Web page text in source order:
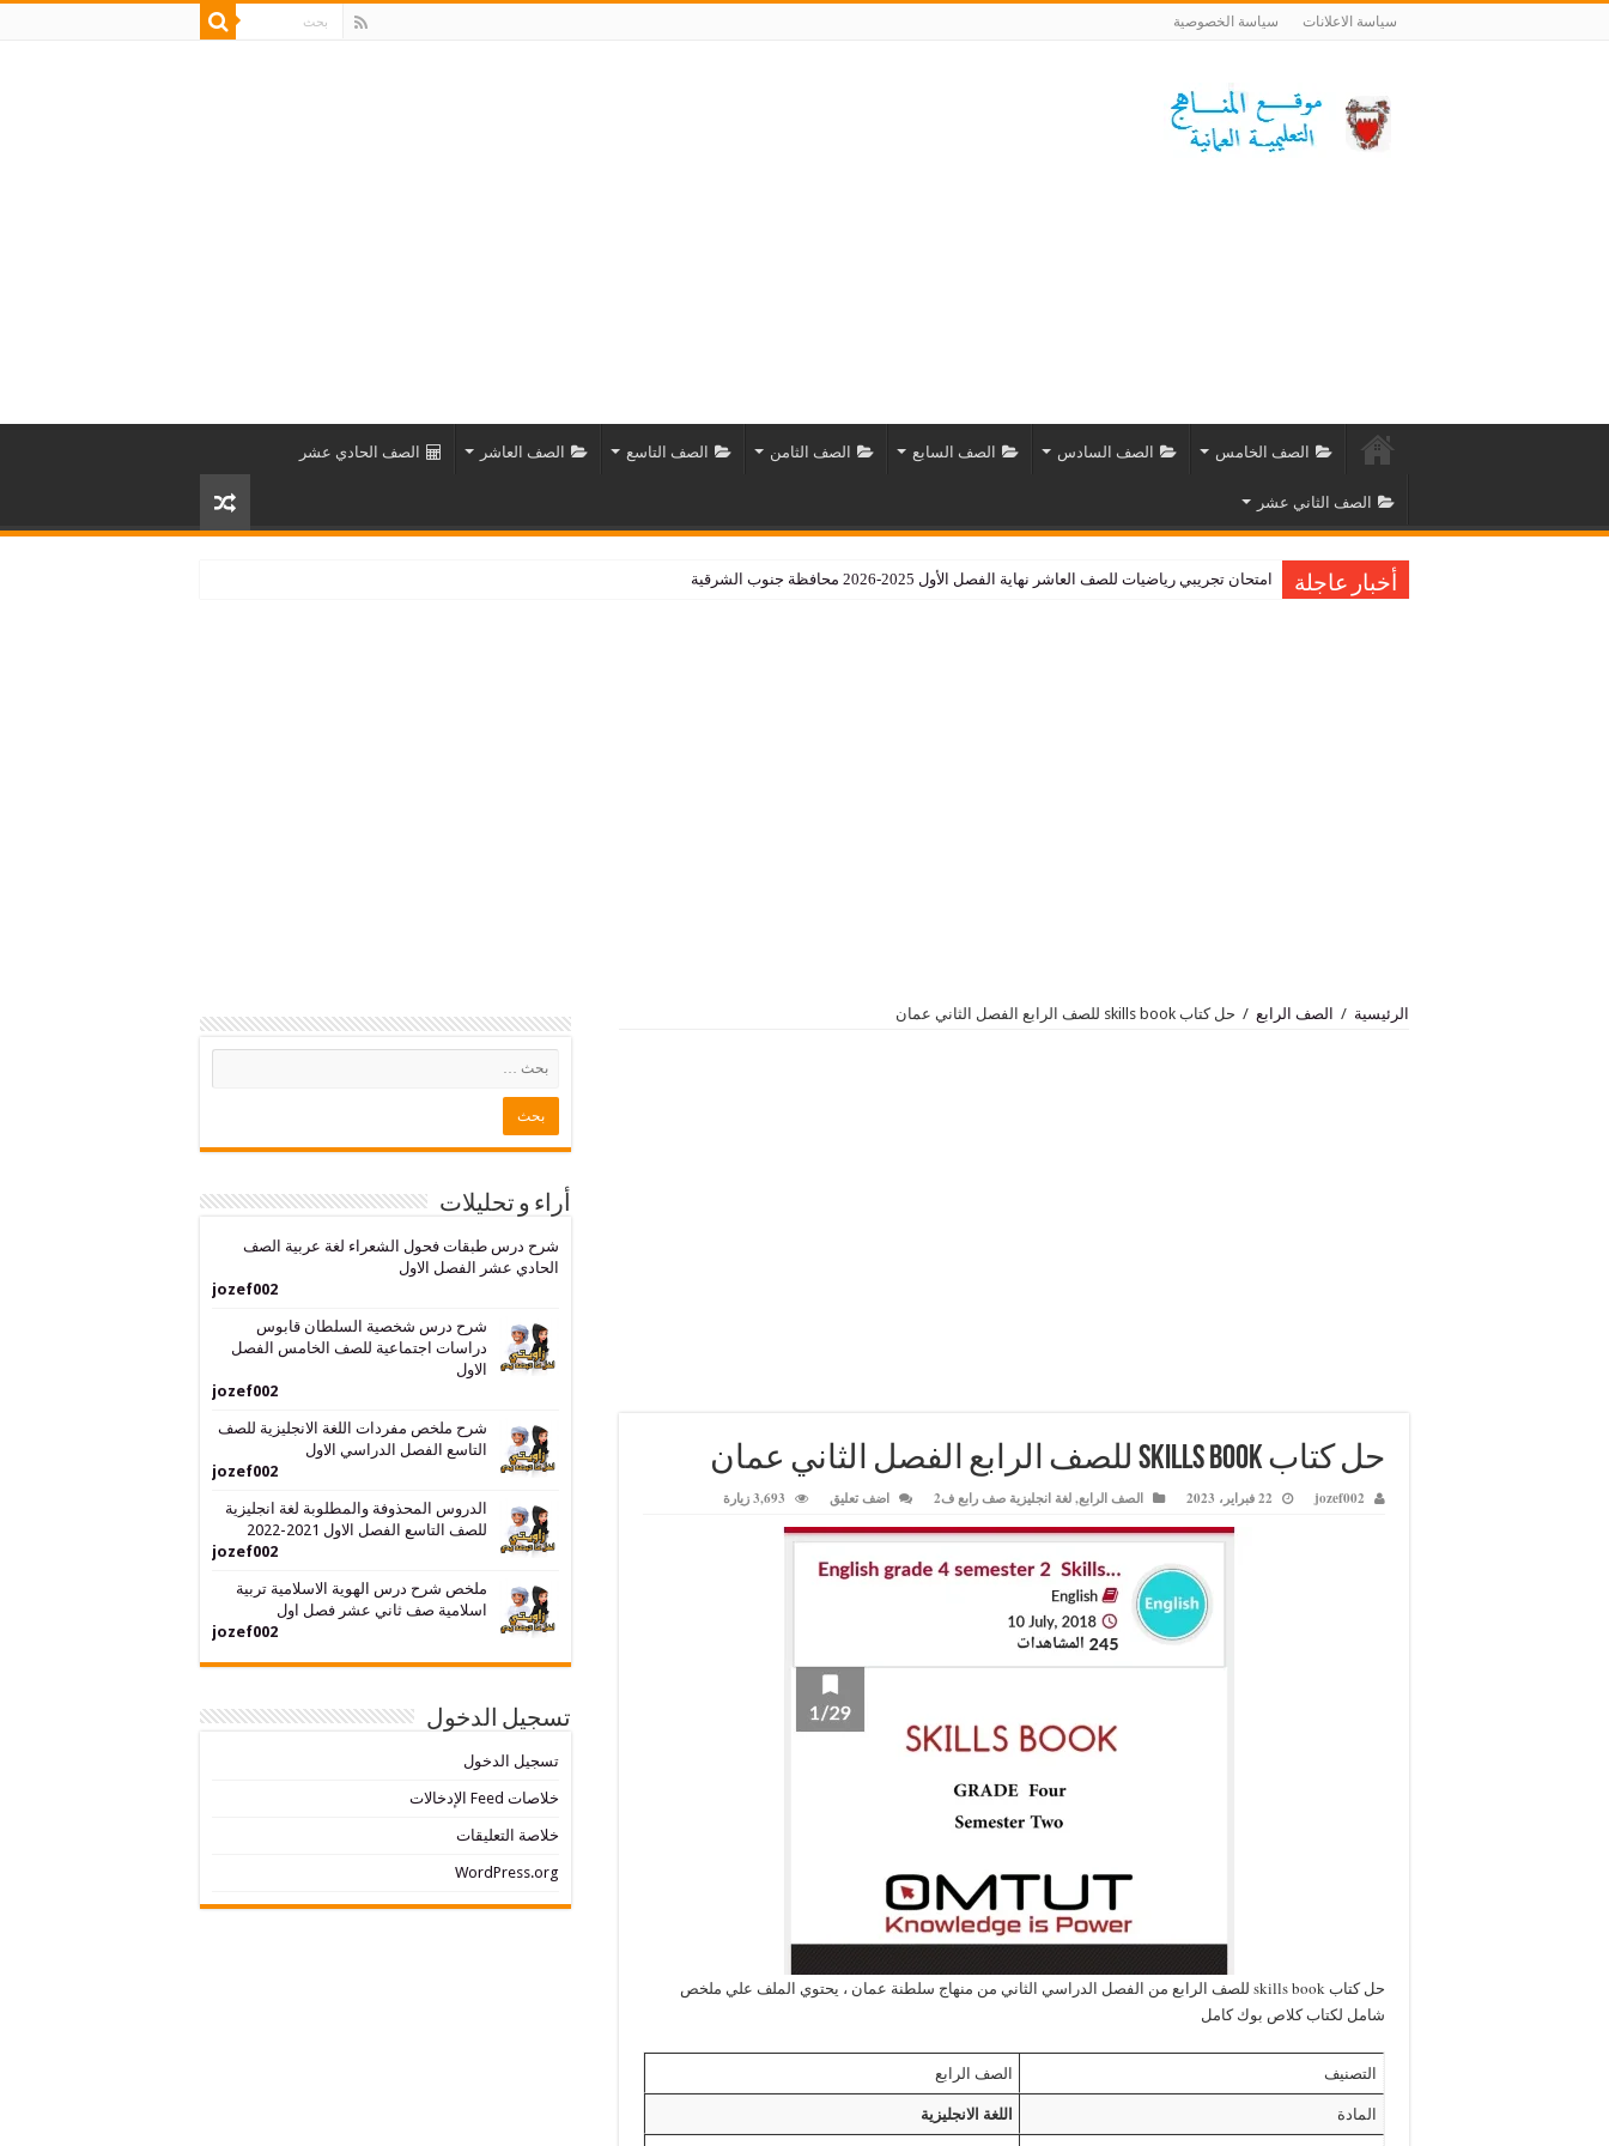
سياسة الاعلانات سياسة الخصوصية
الصف الخامس الصف السادس الصف السابع الصف الثامن الصف التاسع الصف العاشر الصف الحادي عشر
الصف الثاني عشر
أخبار عاجلة امتحان تجريبي رياضيات للصف العاشر نهاية الفصل الأول 2025-2026 محافظة جنوب الشرقية
الرئيسية / الصف الرابع / حل كتاب skills book للصف الرابع الفصل الثاني عمان
حل كتاب skills book للصف الرابع الفصل الثاني عمان
jozef002 22 فبراير، 2023 الصف الرابع,لغة انجليزية صف رابع ف2 اضف تعليق 3,693 زيارة
حل كتاب skills book للصف الرابع من الفصل الدراسي الثاني من منهاج سلطنة عمان ، يحتوي الملف علي ملخص
شامل لكتاب كلاص بوك كامل
التصنيف
الصف الرابع
المادة
اللغة الانجليزية
أراء و تحليلات
شرح درس طبقات فحول الشعراء لغة عربية الصف
الحادي عشر الفصل الاول
jozef002
شرح درس شخصية السلطان قابوس
دراسات اجتماعية للصف الخامس الفصل
الاول
jozef002
شرح ملخص مفردات اللغة الانجليزية للصف
التاسع الفصل الدراسي الاول
jozef002
الدروس المحذوفة والمطلوبة لغة انجليزية
للصف التاسع الفصل الاول 2021-2022
jozef002
ملخص شرح درس الهوية الاسلامية تربية
اسلامية صف ثاني عشر فصل اول
jozef002
تسجيل الدخول
تسجيل الدخول
خلاصات Feed الإدخالات
خلاصة التعليقات
WordPress.org